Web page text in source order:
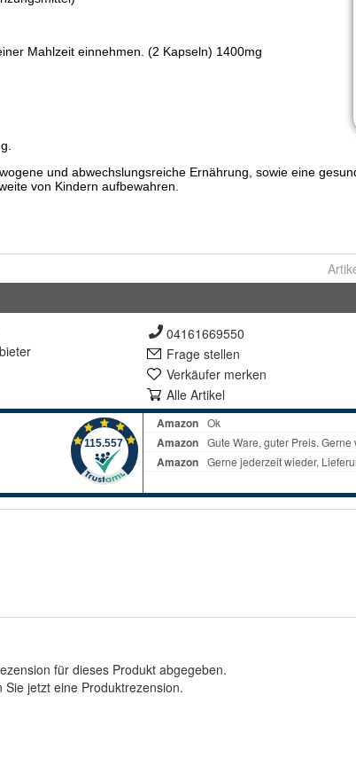
04161669550
Frage stellen
Verkäufer merken
Alle Artikel
für dieses Produkt abgegeben.
Sie jetzt eine Produktrezension.